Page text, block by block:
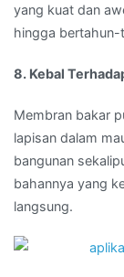
yang kuat dan
hingga bertahun-
8. Kebal
Membran bakar
lapisan dalam
bangunan
bahannya yang
langsung.